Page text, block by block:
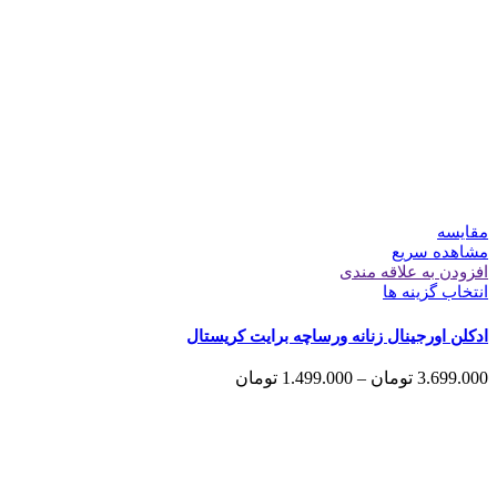
مقایسه
مشاهده سریع
افزودن به علاقه مندی
انتخاب گزینه ها
ادکلن اورجینال زنانه ورساچه برایت کریستال
3.699.000 تومان –
1.499.000 تومان